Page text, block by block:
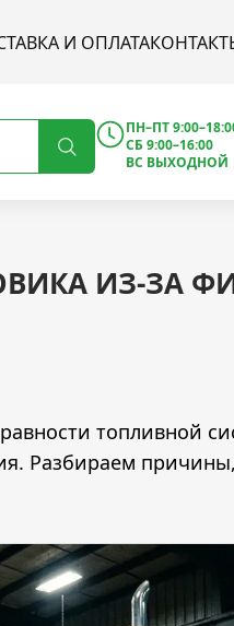
И ОПЛАТА
ПН–ПТ
СБ 9:00–16:00
ВС ВЫХОДНОЙ
ИЗ-ЗА
топливной
Разбираем